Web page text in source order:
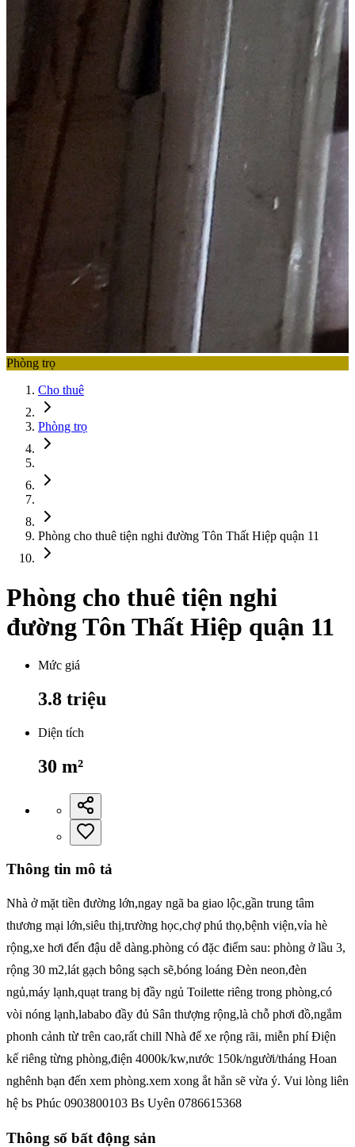
Phòng trọ
Cho thuê
Phòng trọ
Phòng cho thuê tiện nghi đường Tôn Thất Hiệp quận 11
Phòng cho thuê tiện nghi
đường Tôn Thất Hiệp quận 11
Mức giá
3.8 triệu
Diện tích
30 m²
Thông tin mô tả
Nhà ở mặt tiền đường lớn,ngay ngã ba giao lộc,gần trung tâm
thương mại lớn,siêu thị,trường học,chợ phú thọ,bệnh viện,vỉa hè
rộng,xe hơi đến đậu dễ dàng.phòng có đặc điểm sau: phòng ở lầu 3,
rộng 30 m2,lát gạch bông sạch sẽ,bóng loáng Đèn neon,đèn
ngủ,máy lạnh,quạt trang bị đầy ngủ Toilette riêng trong phòng,có
vòi nóng lạnh,lababo đầy đủ Sân thượng rộng,là chỗ phơi đồ,ngắm
phonh cảnh từ trên cao,rất chill Nhà để xe rộng rãi, miễn phí Điện
kế riêng từng phòng,điện 4000k/kw,nước 150k/người/tháng Hoan
nghênh bạn đến xem phòng.xem xong ắt hẳn sẽ vừa ý. Vui lòng liên
hệ bs Phúc 0903800103 Bs Uyên 0786615368
Thông số bất động sản